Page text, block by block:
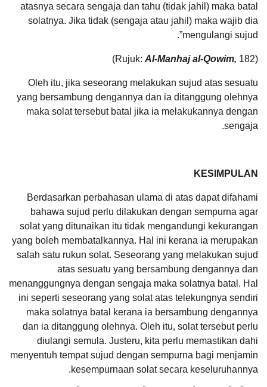
atasnya secara sengaja dan tahu (tidak jahil) maka batal
solatnya. Jika tidak (sengaja atau jahil) maka wajib dia
mengulangi sujud”.
(Rujuk:
Al-Manhaj al-Qowim, 182)
Oleh itu, jika seseorang melakukan sujud atas sesuatu
yang bersambung dengannya dan ia ditanggung olehnya
maka solat tersebut batal jika ia melakukannya dengan
sengaja.
KESIMPULAN
Berdasarkan perbahasan ulama di atas dapat difahami
bahawa sujud perlu dilakukan dengan sempurna agar
solat yang ditunaikan itu tidak mengandungi kekurangan
yang boleh membatalkannya. Hal ini kerana ia merupakan
salah satu rukun solat. Seseorang yang melakukan sujud
atas sesuatu yang bersambung dengannya dan
menanggungnya dengan sengaja maka solatnya batal. Hal
ini seperti seseorang yang solat atas telekungnya sendiri
maka solatnya batal kerana ia bersambung dengannya
dan ia ditanggung olehnya. Oleh itu, solat tersebut perlu
diulangi semula. Justeru, kita perlu memastikan dahi
menyentuh tempat sujud dengan sempurna bagi menjamin
kesempurnaan solat secara keseluruhannya.